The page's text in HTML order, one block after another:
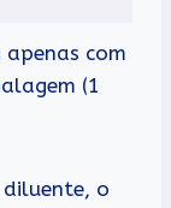
com
(1
o